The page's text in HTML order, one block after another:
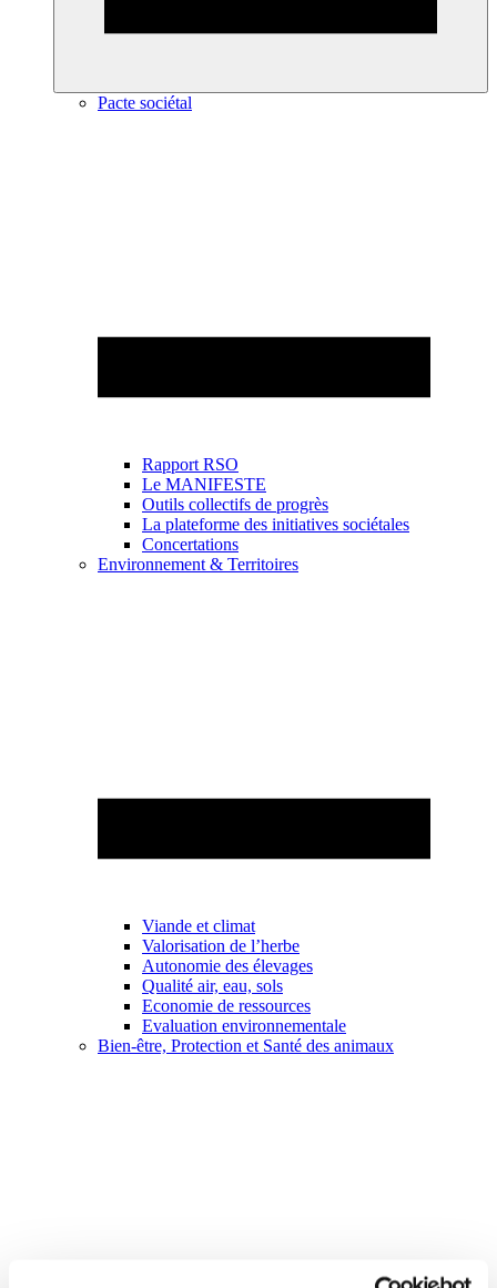
Pacte sociétal
Rapport RSO
Le MANIFESTE
Outils collectifs de progrès
La plateforme des initiatives sociétales
Concertations
Environnement & Territoires
Viande et climat
Valorisation de l’herbe
Autonomie des élevages
Qualité air, eau, sols
Economie de ressources
Evaluation environnementale
Bien-être, Protection et Santé des animaux